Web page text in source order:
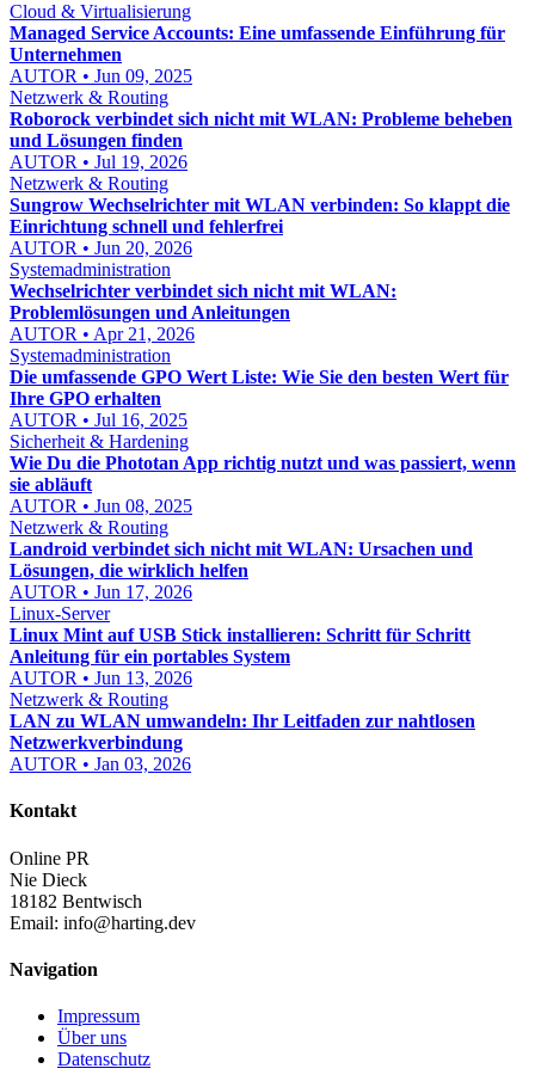
Cloud & Virtualisierung
Managed Service Accounts: Eine umfassende Einführung für
Unternehmen
AUTOR • Jun 09, 2025
Netzwerk & Routing
Roborock verbindet sich nicht mit WLAN: Probleme beheben
und Lösungen finden
AUTOR • Jul 19, 2026
Netzwerk & Routing
Sungrow Wechselrichter mit WLAN verbinden: So klappt die
Einrichtung schnell und fehlerfrei
AUTOR • Jun 20, 2026
Systemadministration
Wechselrichter verbindet sich nicht mit WLAN:
Problemlösungen und Anleitungen
AUTOR • Apr 21, 2026
Systemadministration
Die umfassende GPO Wert Liste: Wie Sie den besten Wert für
Ihre GPO erhalten
AUTOR • Jul 16, 2025
Sicherheit & Hardening
Wie Du die Phototan App richtig nutzt und was passiert, wenn
sie abläuft
AUTOR • Jun 08, 2025
Netzwerk & Routing
Landroid verbindet sich nicht mit WLAN: Ursachen und
Lösungen, die wirklich helfen
AUTOR • Jun 17, 2026
Linux-Server
Linux Mint auf USB Stick installieren: Schritt für Schritt
Anleitung für ein portables System
AUTOR • Jun 13, 2026
Netzwerk & Routing
LAN zu WLAN umwandeln: Ihr Leitfaden zur nahtlosen
Netzwerkverbindung
AUTOR • Jan 03, 2026
Kontakt
Online PR
Nie Dieck
18182 Bentwisch
Email: info@harting.dev
Navigation
Impressum
Über uns
Datenschutz